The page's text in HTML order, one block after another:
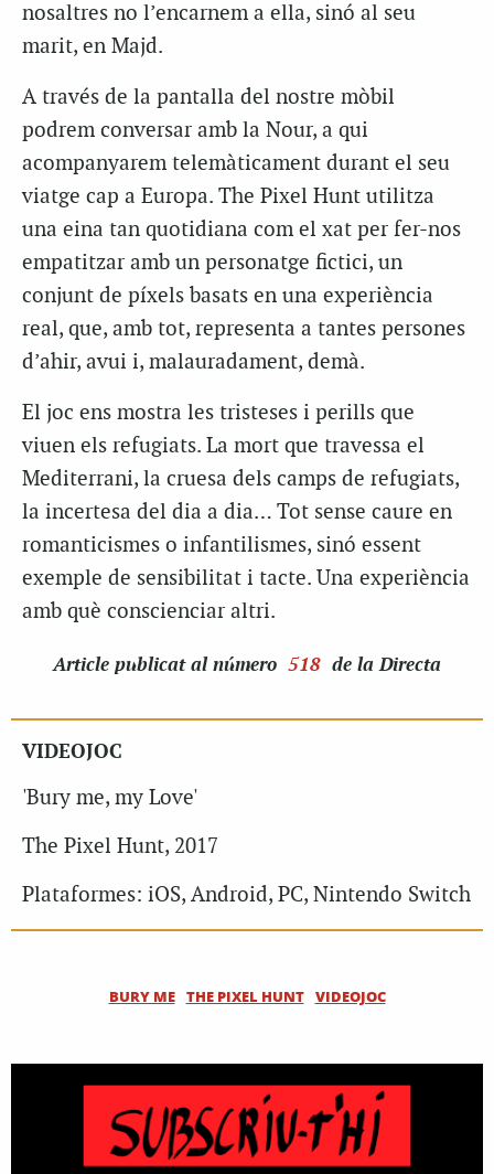
nosaltres no l’encarnem a ella, sinó al seu
marit, en Majd.
A través de la pantalla del nostre mòbil
podrem conversar amb la Nour, a qui
acompanyarem telemàticament durant el seu
viatge cap a Europa. The Pixel Hunt utilitza
una eina tan quotidiana com el xat per fer-nos
empatitzar amb un personatge fictici, un
conjunt de píxels basats en una experiència
real, que, amb tot, representa a tantes persones
d’ahir, avui i, malauradament, demà.
El joc ens mostra les tristeses i perills que
viuen els refugiats. La mort que travessa el
Mediterrani, la cruesa dels camps de refugiats,
la incertesa del dia a dia… Tot sense caure en
romanticismes o infantilismes, sinó essent
exemple de sensibilitat i tacte. Una experiència
amb què conscienciar altri.
Article publicat al número 518 de la Directa
VIDEOJOC
'Bury me, my Love'
The Pixel Hunt, 2017
Plataformes: iOS, Android, PC, Nintendo Switch
BURY ME THE PIXEL HUNT VIDEOJOC